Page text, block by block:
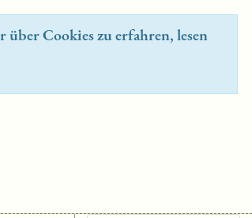
Cookies zu erfahren, lesen